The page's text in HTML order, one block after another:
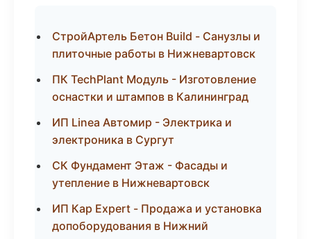
СтройАртель Бетон Build - Санузлы и
плиточные работы в Нижневартовск
ПК TechPlant Модуль - Изготовление
оснастки и штампов в Калининград
ИП Linea Автомир - Электрика и
электроника в Сургут
СК Фундамент Этаж - Фасады и
утепление в Нижневартовск
ИП Кар Expert - Продажа и установка
допоборудования в Нижний